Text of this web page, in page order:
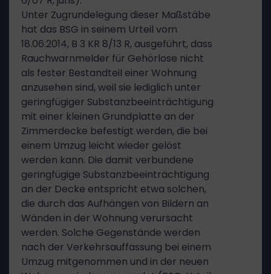
Unter Zugrundelegung dieser Maßstäbe
hat das BSG in seinem Urteil vom
18.06.2014, B 3 KR 8/13 R, ausgeführt, dass
Rauchwarnmelder für Gehörlose nicht
als fester Bestandteil einer Wohnung
anzusehen sind, weil sie lediglich unter
geringfügiger Substanzbeeinträchtigung
mit einer kleinen Grundplatte an der
Zimmerdecke befestigt werden, die bei
einem Umzug leicht wieder gelöst
werden kann. Die damit verbundene
geringfügige Substanzbeeinträchtigung
an der Decke entspricht etwa solchen,
die durch das Aufhängen von Bildern an
Wänden in der Wohnung verursacht
werden. Solche Gegenstände werden
nach der Verkehrsauffassung bei einem
Umzug mitgenommen und in der neuen